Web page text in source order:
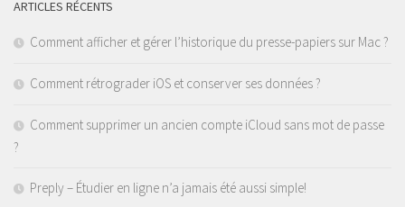
ARTICLES RÉCENTS
Comment afficher et gérer l’historique du presse-papiers sur Mac ?
Comment rétrograder iOS et conserver ses données ?
Comment supprimer un ancien compte iCloud sans mot de passe
?
Preply – Étudier en ligne n’a jamais été aussi simple!